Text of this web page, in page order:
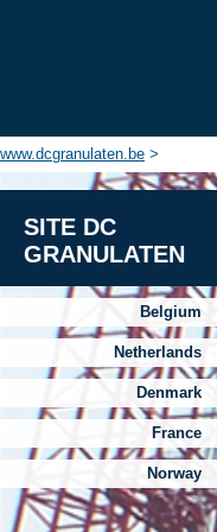
www.dcgranulaten.be >
SITE DC
GRANULATEN
Belgium
Netherlands
Denmark
France
Norway